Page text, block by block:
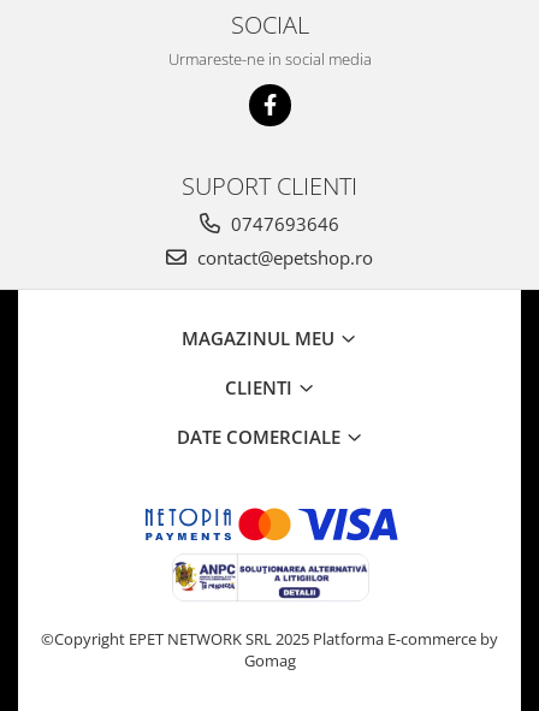
SOCIAL
Urmareste-ne in social media
SUPORT CLIENTI
0747693646
contact@epetshop.ro
MAGAZINUL MEU
CLIENTI
DATE COMERCIALE
©Copyright EPET NETWORK SRL 2025 Platforma E-commerce by
Gomag